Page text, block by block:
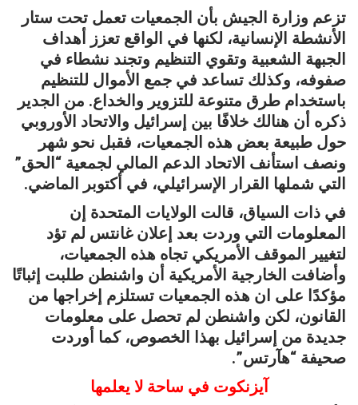
تزعم وزارة الجيش بأن الجمعيات تعمل تحت ستار
الأنشطة الإنسانية، لكنها في الواقع تعزز أهداف
الجبهة الشعبية وتقوي التنظيم وتجند نشطاء في
صفوفه، وكذلك تساعد في جمع الأموال للتنظيم
باستخدام طرق متنوعة للتزوير والخداع. من الجدير
ذكره أن هنالك خلافًا بين إسرائيل والاتحاد الأوروبي
حول طبيعة بعض هذه الجمعيات، فقبل نحو شهر
ونصف استأنف الاتحاد الدعم المالي لجمعية “الحق”
التي شملها القرار الإسرائيلي، في أكتوبر الماضي.
في ذات السياق، قالت الولايات المتحدة إن
المعلومات التي وردت بعد إعلان غانتس لم تؤد
لتغيير الموقف الأمريكي تجاه هذه الجمعيات،
وأضافت الخارجية الأمريكية أن واشنطن طلبت إثباتًا
مؤكدًا على ان هذه الجمعيات تستلزم إخراجها من
القانون، لكن واشنطن لم تحصل على معلومات
جديدة من إسرائيل بهذا الخصوص، كما أوردت
صحيفة “هآرتس”.
آيزنكوت في ساحة لا يعلمها